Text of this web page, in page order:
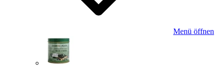
Menü öffnen